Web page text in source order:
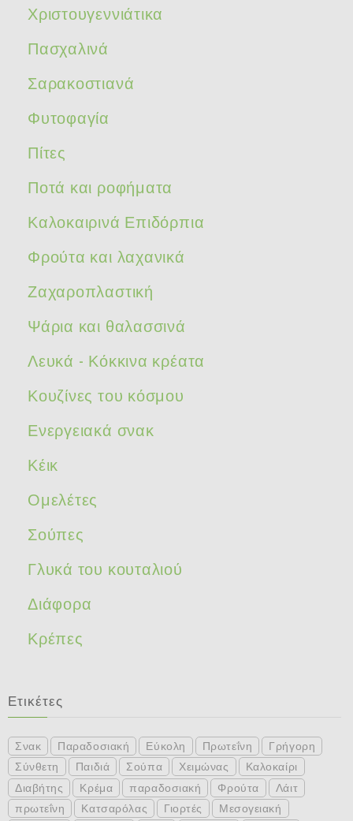
Χριστουγεννιάτικα
Πασχαλινά
Σαρακοστιανά
Φυτοφαγία
Πίτες
Ποτά και ροφήματα
Καλοκαιρινά Επιδόρπια
Φρούτα και λαχανικά
Ζαχαροπλαστική
Ψάρια και θαλασσινά
Λευκά - Κόκκινα κρέατα
Κουζίνες του κόσμου
Ενεργειακά σνακ
Κέικ
Ομελέτες
Σούπες
Γλυκά του κουταλιού
Διάφορα
Κρέπες
Ετικέτες
Σνακ Παραδοσιακή Εύκολη Πρωτεΐνη
Γρήγορη
Σύνθετη
Παιδιά Σούπα Χειμώνας
Καλοκαίρι
Διαβήτης
Κρέμα παραδοσιακή Φρούτα
Λάιτ
πρωτεΐνη
Κατσαρόλας Γιορτές
Μεσογειακή